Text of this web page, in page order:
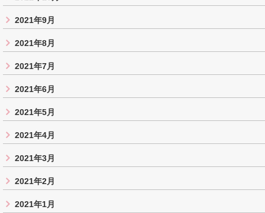
2021年9月
2021年8月
2021年7月
2021年6月
2021年5月
2021年4月
2021年3月
2021年2月
2021年1月